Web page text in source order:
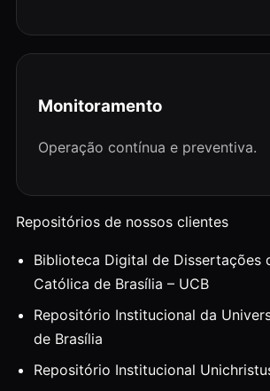
Monitoramento
Operação contínua e preventiva.
Repositórios de nossos clientes
Biblioteca Digital de Dissertações
Católica de Brasília – UCB
Repositório Institucional da
de Brasília
Repositório Institucional